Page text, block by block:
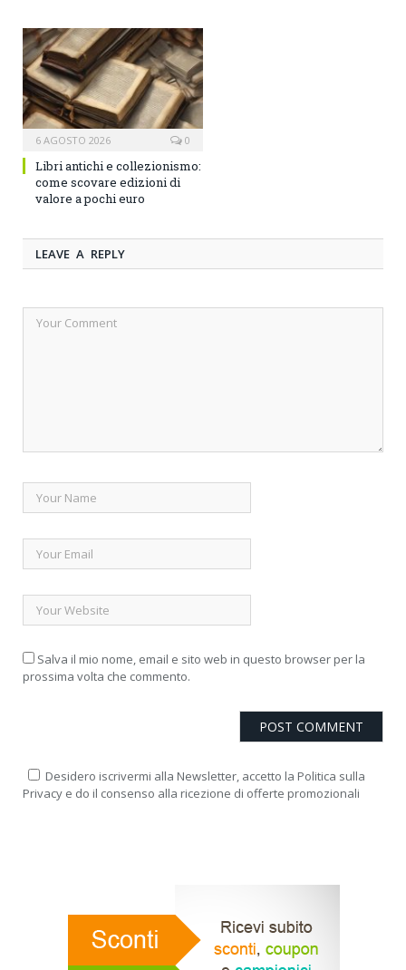
6 AGOSTO 2026 0
Libri antichi e collezionismo:
come scovare edizioni di
valore a pochi euro
LEAVE A REPLY
Salva il mio nome, email e sito web in questo browser per la
prossima volta che commento.
Desidero iscrivermi alla Newsletter, accetto la Politica sulla
Privacy e do il consenso alla ricezione di offerte promozionali